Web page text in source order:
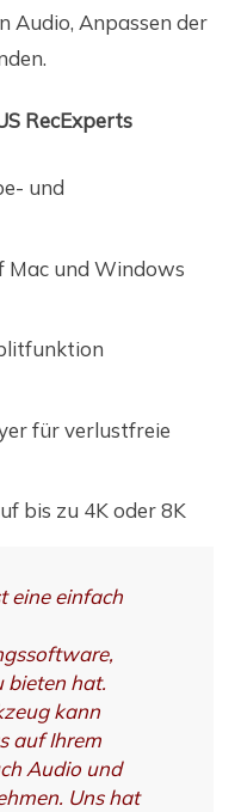
Audio, Anpassen der
RecExperts
und
Mac und Windows
für verlustfreie
bis zu 4K oder 8K
eine einfach
bieten hat.
kann
auf Ihrem
Audio und
Uns hat